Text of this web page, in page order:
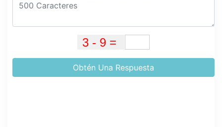
Obtén Una Respuesta